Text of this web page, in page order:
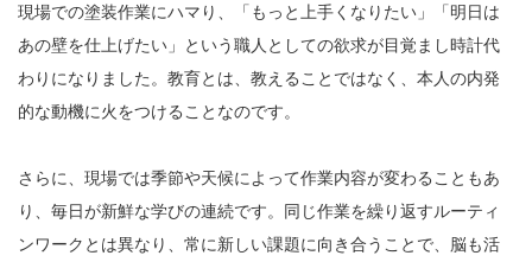
現場での塗装作業にハマり、「もっと上手くなりたい」「明日は
あの壁を仕上げたい」という職人としての欲求が目覚まし時計代
わりになりました。教育とは、教えることではなく、本人の内発
的な動機に火をつけることなのです。
さらに、現場では季節や天候によって作業内容が変わることもあ
り、毎日が新鮮な学びの連続です。同じ作業を繰り返すルーティ
ンワークとは異なり、常に新しい課題に向き合うことで、脳も活